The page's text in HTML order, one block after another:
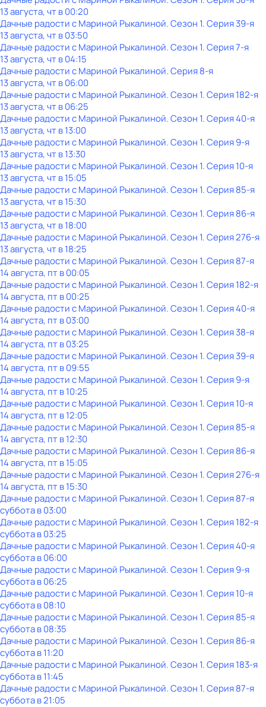
13 августа, чт в 00:20
Дачные радости с Мариной Рыкалиной. Сезон 1. Серия 39-я
13 августа, чт в 03:50
Дачные радости с Мариной Рыкалиной. Сезон 1. Серия 7-я
13 августа, чт в 04:15
Дачные радости с Мариной Рыкалиной. Серия 8-я
13 августа, чт в 06:00
Дачные радости с Мариной Рыкалиной. Сезон 1. Серия 182-я
13 августа, чт в 06:25
Дачные радости с Мариной Рыкалиной. Сезон 1. Серия 40-я
13 августа, чт в 13:00
Дачные радости с Мариной Рыкалиной. Сезон 1. Серия 9-я
13 августа, чт в 13:30
Дачные радости с Мариной Рыкалиной. Сезон 1. Серия 10-я
13 августа, чт в 15:05
Дачные радости с Мариной Рыкалиной. Сезон 1. Серия 85-я
13 августа, чт в 15:30
Дачные радости с Мариной Рыкалиной. Сезон 1. Серия 86-я
13 августа, чт в 18:00
Дачные радости с Мариной Рыкалиной. Сезон 1. Серия 276-я
13 августа, чт в 18:25
Дачные радости с Мариной Рыкалиной. Сезон 1. Серия 87-я
14 августа, пт в 00:05
Дачные радости с Мариной Рыкалиной. Сезон 1. Серия 182-я
14 августа, пт в 00:25
Дачные радости с Мариной Рыкалиной. Сезон 1. Серия 40-я
14 августа, пт в 03:00
Дачные радости с Мариной Рыкалиной. Сезон 1. Серия 38-я
14 августа, пт в 03:25
Дачные радости с Мариной Рыкалиной. Сезон 1. Серия 39-я
14 августа, пт в 09:55
Дачные радости с Мариной Рыкалиной. Сезон 1. Серия 9-я
14 августа, пт в 10:25
Дачные радости с Мариной Рыкалиной. Сезон 1. Серия 10-я
14 августа, пт в 12:05
Дачные радости с Мариной Рыкалиной. Сезон 1. Серия 85-я
14 августа, пт в 12:30
Дачные радости с Мариной Рыкалиной. Сезон 1. Серия 86-я
14 августа, пт в 15:05
Дачные радости с Мариной Рыкалиной. Сезон 1. Серия 276-я
14 августа, пт в 15:30
Дачные радости с Мариной Рыкалиной. Сезон 1. Серия 87-я
субботав03:00
Дачные радости с Мариной Рыкалиной. Сезон 1. Серия 182-я
субботав03:25
Дачные радости с Мариной Рыкалиной. Сезон 1. Серия 40-я
субботав06:00
Дачные радости с Мариной Рыкалиной. Сезон 1. Серия 9-я
субботав06:25
Дачные радости с Мариной Рыкалиной. Сезон 1. Серия 10-я
субботав08:10
Дачные радости с Мариной Рыкалиной. Сезон 1. Серия 85-я
субботав08:35
Дачные радости с Мариной Рыкалиной. Сезон 1. Серия 86-я
субботав11:20
Дачные радости с Мариной Рыкалиной. Сезон 1. Серия 183-я
субботав11:45
Дачные радости с Мариной Рыкалиной. Сезон 1. Серия 87-я
субботав21:05